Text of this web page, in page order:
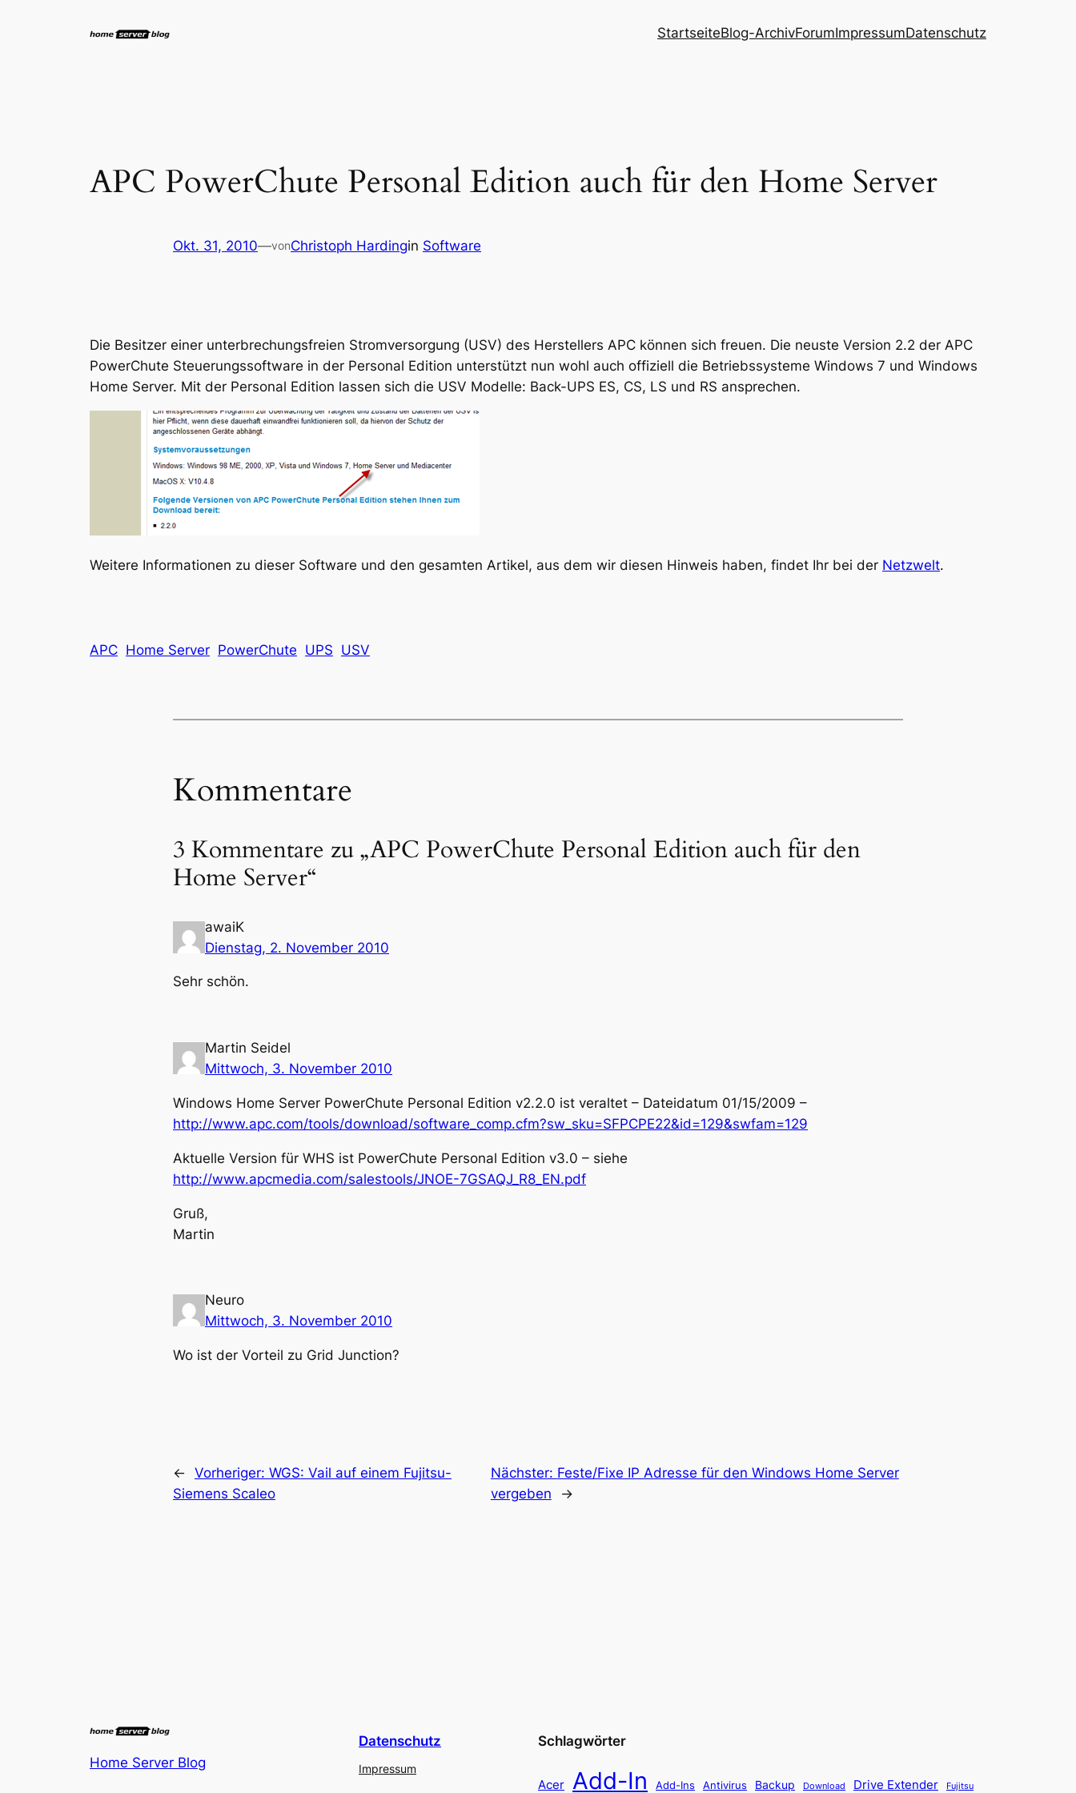
StartseiteBlog-ArchivForumImpressumDatenschutz
APC PowerChute Personal Edition auch für den Home Server
Okt. 31, 2010—vonChristoph Hardingin Software
Die Besitzer einer unterbrechungsfreien Stromversorgung (USV) des Herstellers APC können sich freuen. Die neuste Version 2.2 der APC
PowerChute Steuerungssoftware in der Personal Edition unterstützt nun wohl auch offiziell die Betriebssysteme Windows 7 und Windows
Home Server. Mit der Personal Edition lassen sich die USV Modelle: Back-UPS ES, CS, LS und RS ansprechen.
Weitere Informationen zu dieser Software und den gesamten Artikel, aus dem wir diesen Hinweis haben, findet Ihr bei der Netzwelt.
APC Home Server PowerChute UPS USV
Kommentare
3 Kommentare zu „APC PowerChute Personal Edition auch für den
Home Server“
awaiK
Dienstag, 2. November 2010
Sehr schön.
Martin Seidel
Mittwoch, 3. November 2010
Windows Home Server PowerChute Personal Edition v2.2.0 ist veraltet – Dateidatum 01/15/2009 –
http://www.apc.com/tools/download/software_comp.cfm?sw_sku=SFPCPE22&id=129&swfam=129
Aktuelle Version für WHS ist PowerChute Personal Edition v3.0 – siehe
http://www.apcmedia.com/salestools/JNOE-7GSAQJ_R8_EN.pdf
Gruß,
Martin
Neuro
Mittwoch, 3. November 2010
Wo ist der Vorteil zu Grid Junction?
← Vorheriger: WGS: Vail auf einem Fujitsu-
Siemens Scaleo
Nächster: Feste/Fixe IP Adresse für den Windows Home Server
vergeben
→
Home Server Blog
Datenschutz
Impressum
Schlagwörter
Acer Add-In Add-Ins Antivirus Backup Download Drive Extender Fujitsu